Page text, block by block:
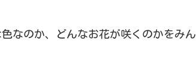
なのか、どんなお花が咲くのかをみん